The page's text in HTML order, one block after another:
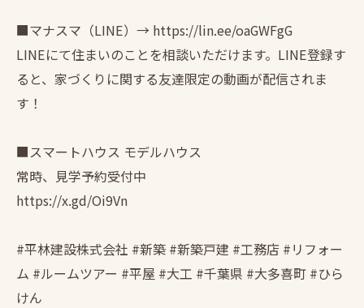
■マナスマ（LINE）→ https://lin.ee/oaGWFgG
LINEにて住まいのことを相談いただけます。LINE登録す
ると、家づくりに関する友達限定の動画が配信されま
す！
■スマートハウス モデルハウス
常時、見学予約受付中
https://x.gd/Oi9Vn
#平林建設株式会社 #新築 #新築戸建 #工務店 #リフォー
ム #ルームツアー #平屋 #大工 #千葉県 #大多喜町 #ひら
けん